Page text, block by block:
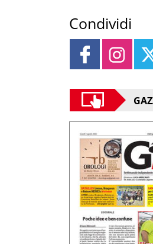
Condividi